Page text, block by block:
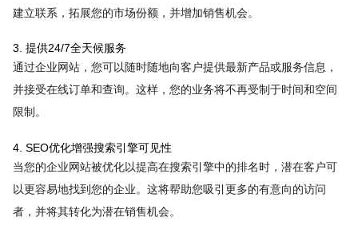
建立联系，拓展您的市场份额，并增加销售机会。
3. 提供24/7全天候服务
通过企业网站，您可以随时随地向客户提供最新产品或服务信息，
并接受在线订单和查询。这样，您的业务将不再受制于时间和空间
限制。
4. SEO优化增强搜索引擎可见性
当您的企业网站被优化以提高在搜索引擎中的排名时，潜在客户可
以更容易地找到您的企业。这将帮助您吸引更多的有意向的访问
者，并将其转化为潜在销售机会。